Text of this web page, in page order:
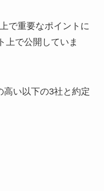
で重要なポイントに
上で公開していま
い以下の3社と約定